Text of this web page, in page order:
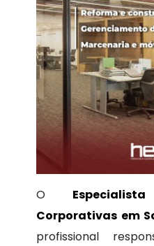
O
Corporativas em
profissional